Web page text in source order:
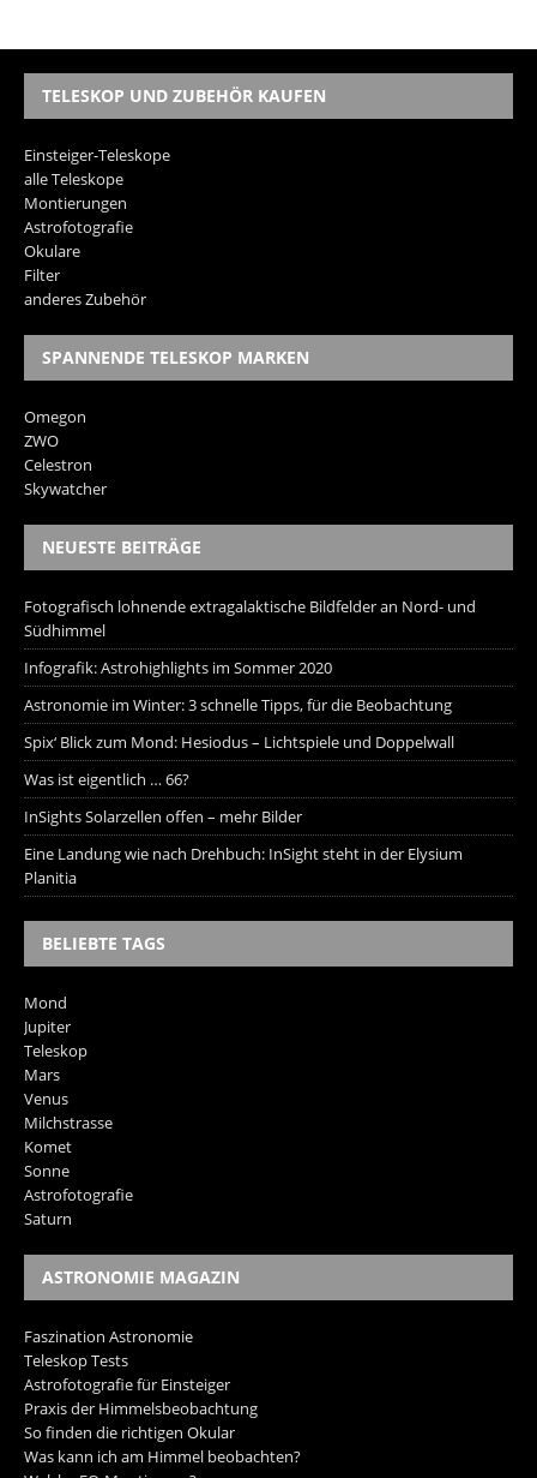
TELESKOP UND ZUBEHÖR KAUFEN
Einsteiger-Teleskope
alle Teleskope
Montierungen
Astrofotografie
Okulare
Filter
anderes Zubehör
SPANNENDE TELESKOP MARKEN
Omegon
ZWO
Celestron
Skywatcher
NEUESTE BEITRÄGE
Fotografisch lohnende extragalaktische Bildfelder an Nord- und
Südhimmel
Infografik: Astrohighlights im Sommer 2020
Astronomie im Winter: 3 schnelle Tipps, für die Beobachtung
Spix‘ Blick zum Mond: Hesiodus – Lichtspiele und Doppelwall
Was ist eigentlich … 66?
InSights Solarzellen offen – mehr Bilder
Eine Landung wie nach Drehbuch: InSight steht in der Elysium
Planitia
BELIEBTE TAGS
Mond
Jupiter
Teleskop
Mars
Venus
Milchstrasse
Komet
Sonne
Astrofotografie
Saturn
ASTRONOMIE MAGAZIN
Faszination Astronomie
Teleskop Tests
Astrofotografie für Einsteiger
Praxis der Himmelsbeobachtung
So finden die richtigen Okular
Was kann ich am Himmel beobachten?